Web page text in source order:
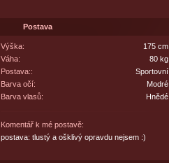
Postava
Výška:
175 cm
Váha:
80 kg
Postava::
Sportovní
Barva očí:
Modré
Barva vlasů:
Hnědé
Komentář k mé postavě:
postava: tlustý a ošklivý opravdu nejsem :)